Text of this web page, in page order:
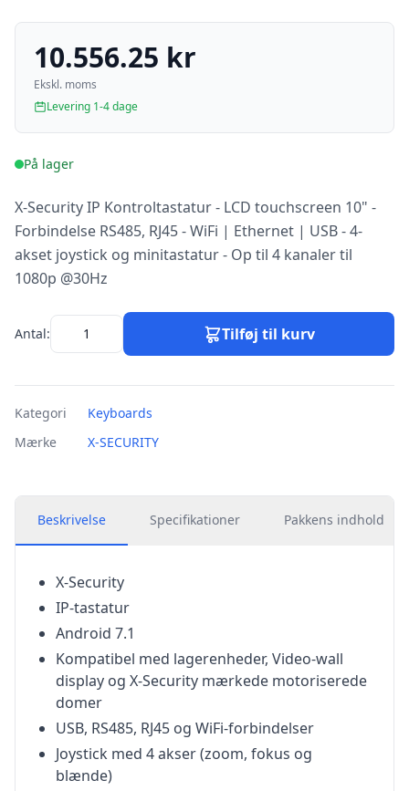
10.556.25 kr
Ekskl. moms
Levering 1-4 dage
På lager
X-Security IP Kontroltastatur - LCD touchscreen 10" -
Forbindelse RS485, RJ45 - WiFi | Ethernet | USB - 4-
akset joystick og minitastatur - Op til 4 kanaler til
1080p @30Hz
Antal: Tilføj til kurv
Kategori
Keyboards
Mærke
X-SECURITY
Beskrivelse Specifikationer Pakkens indhold
X-Security
IP-tastatur
Android 7.1
Kompatibel med lagerenheder, Video-wall
display og X-Security mærkede motoriserede
domer
USB, RS485, RJ45 og WiFi-forbindelser
Joystick med 4 akser (zoom, fokus og
blænde)